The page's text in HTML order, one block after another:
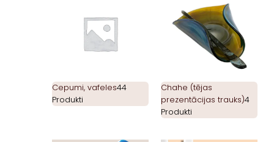
Cepumi, vafeles44
Produkti
Chahe (tējas
prezentācijas trauks)4
Produkti